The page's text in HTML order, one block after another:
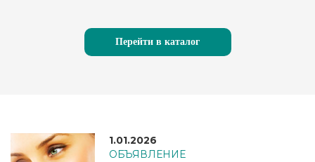
Перейти в каталог
1.01.2026
ОБЪЯВЛЕНИЕ